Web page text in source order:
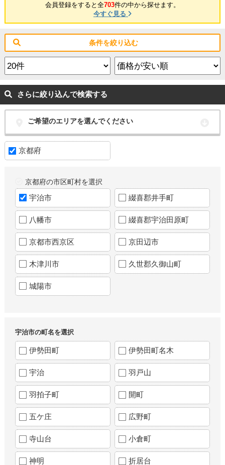
会員登録をすると全703件の中から探せます。
今すぐ見る
条件を絞り込む
さらに絞り込んで検索する
ご希望のエリアを選んでください
京都府
京都府の市区町村を選択
宇治市 綴喜郡井手町
八幡市 綴喜郡宇治田原町
京都市西京区 京田辺市
木津川市 久世郡久御山町
城陽市
宇治市の町名を選択
伊勢田町 伊勢田町名木
宇治 羽戸山
羽拍子町 開町
五ケ庄 広野町
寺山台 小倉町
神明 折居台